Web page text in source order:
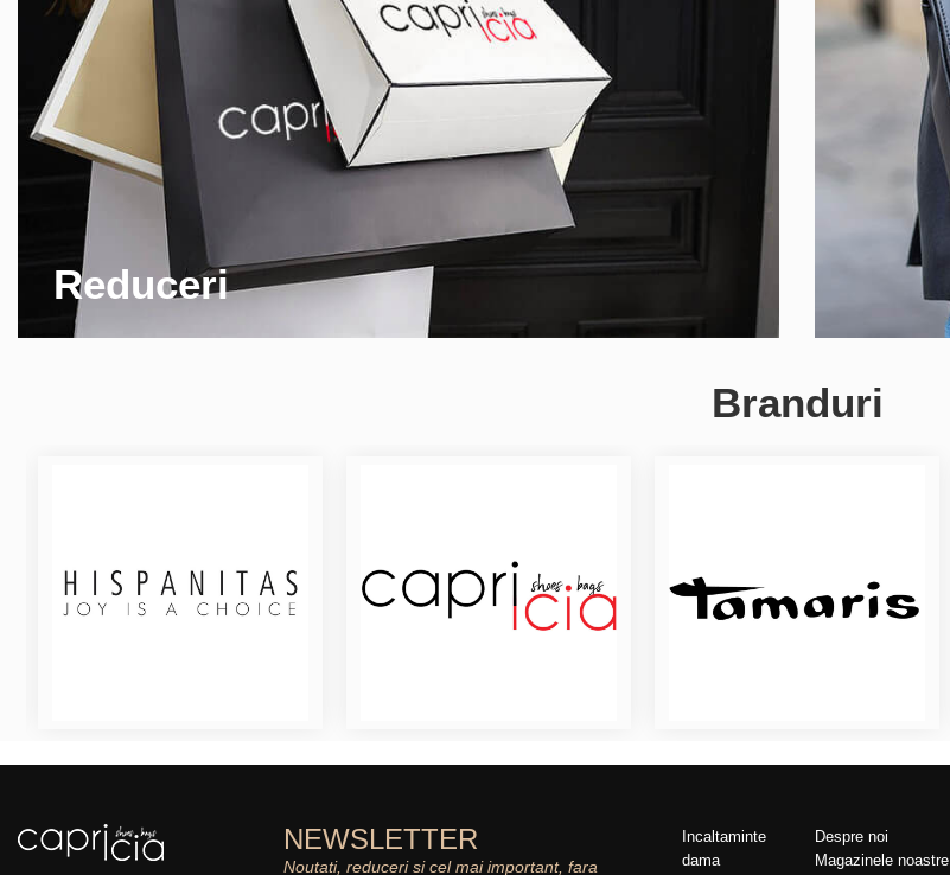
Reduceri
Branduri
NEWSLETTER
Noutati, reduceri si cel mai important, fara
Incaltaminte
dama
Despre noi
Magazinele noastre